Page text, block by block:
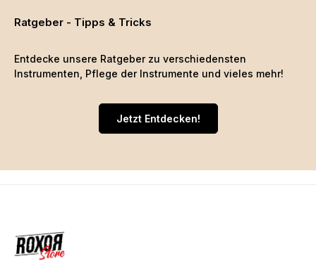
Ratgeber - Tipps & Tricks
Entdecke unsere Ratgeber zu verschiedensten
Instrumenten, Pflege der Instrumente und vieles mehr!
Jetzt Entdecken!